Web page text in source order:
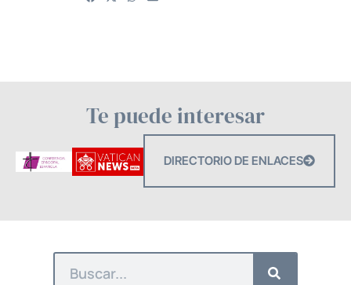
Te puede interesar
DIRECTORIO DE ENLACES